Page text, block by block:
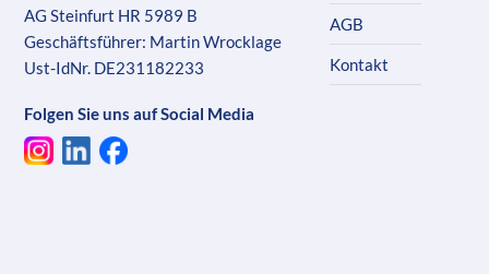
AG Steinfurt HR 5989 B
Geschäftsführer: Martin Wrocklage
Ust-IdNr. DE231182233
Folgen Sie uns auf Social Media
AGB
Kontakt